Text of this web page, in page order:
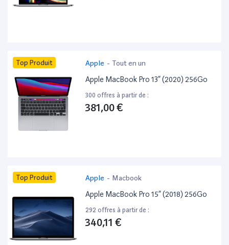
Top Produit Apple - Tout en un
Apple MacBook Pro 13” (2020) 256Go
300 offres à partir de :
381,00 €
Top Produit Apple - Macbook
Apple MacBook Pro 15” (2018) 256Go
292 offres à partir de :
340,11 €